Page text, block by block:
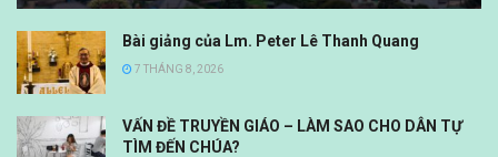
Bài giảng của Lm. Peter Lê Thanh Quang
7 THÁNG 8, 2026
VẤN ĐỀ TRUYỀN GIÁO – LÀM SAO CHO DÂN TỰ
TÌM ĐẾN CHÚA?